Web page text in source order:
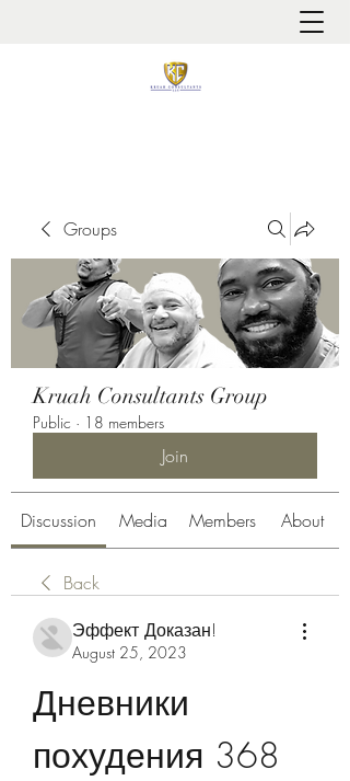
Groups
Kruah Consultants Group
Public · 18 members
Join
Discussion Media Members About
Back
Эффект Доказан!
August 25, 2023
Дневники
похудения 368